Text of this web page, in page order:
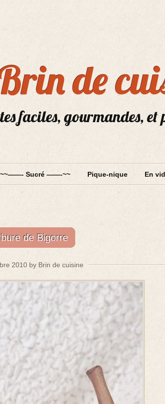
de
faciles, gourmandes,
~~——- Sucré ——-~~ Pique-nique En
de Bigorre
2010 by Brin de cuisine